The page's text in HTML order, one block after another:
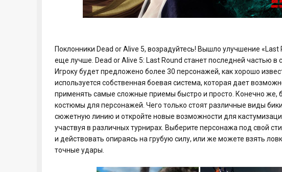
Поклонники Dead or Alive 5, возрадуйтесь! Вышло улучшение
еще лучше. Dead or Alive 5: Last Round станет последней частью
Игроку будет предложено более 30 персонажей, как хорошо
используется собственная боевая система, которая дает
применять самые сложные приемы быстро и просто. Конечно
костюмы для персонажей. Чего только стоят различные виды
сюжетную линию и откройте новые возможности для
участвуя в различных турнирах. Выберите персонажа под свой
и действовать опираясь на грубую силу, или же можете взять
точные удары.